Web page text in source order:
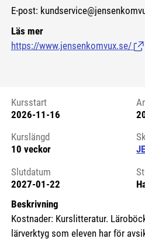
E-post:
Läs mer
https://www.jensenkomvux.se/
Kursstart 6086257
Kursstart
2026-11-16
Kurslängd
10 veckor
Slutdatum
2027-01-22
Beskrivning
Kostnader: Kurslitteratur.
lärverktyg som eleven har för